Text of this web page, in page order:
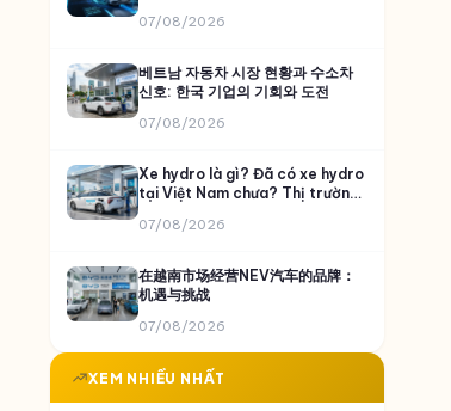
07/08/2026
베트남 자동차 시장 현황과 수소차
신호: 한국 기업의 기회와 도전
07/08/2026
Xe hydro là gì? Đã có xe hydro
tại Việt Nam chưa? Thị trường
07/08/2026
在越南市场经营NEV汽车的品牌：
机遇与挑战
07/08/2026
XEM NHIỀU NHẤT